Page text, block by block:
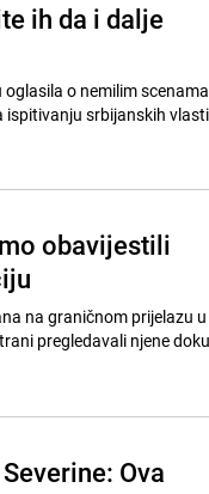
ih da i dalje
o nemilim
ispitivanju srbijanskih
obavijestili
na graničnom prijelazu
pregledavali njene
Ova